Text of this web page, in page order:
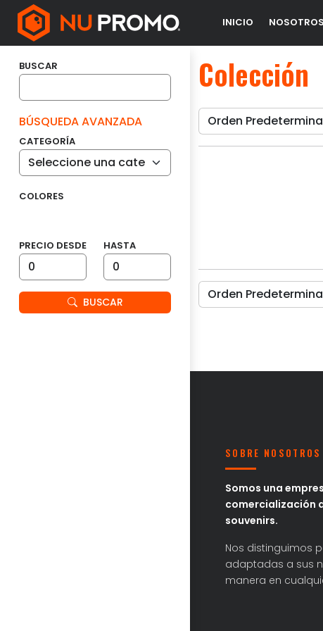
INICIO NOSOTROS
BUSCAR
BÚSQUEDA AVANZADA
CATEGORÍA
COLORES
PRECIO DESDE HASTA
BUSCAR
Colección
SOBRE NOSOTROS
Somos una
comercialización
souvenirs.
Nos distinguimos
adaptadas a sus
manera en